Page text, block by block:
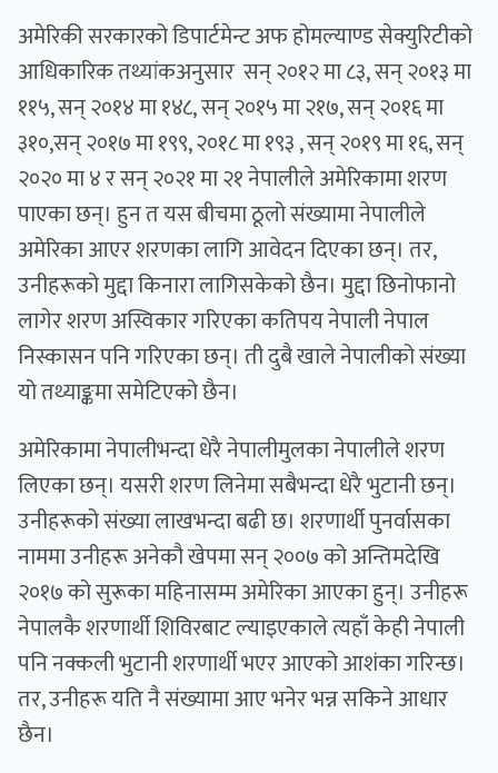
अमेरिकी सरकारको डिपार्टमेन्ट अफ होमल्याण्ड सेक्युरिटीको
आधिकारिक तथ्यांकअनुसार सन् २०१२ मा ८३, सन् २०१३ मा
११५, सन् २०१४ मा १४८, सन् २०१५ मा २१७, सन् २०१६ मा
३१०,सन् २०१७ मा १९९, २०१८ मा १९३ , सन् २०१९ मा १६, सन्
२०२० मा ४ र सन् २०२१ मा २१ नेपालीले अमेरिकामा शरण
पाएका छन्। हुन त यस बीचमा ठूलो संख्यामा नेपालीले
अमेरिका आएर शरणका लागि आवेदन दिएका छन्। तर,
उनीहरूको मुद्दा किनारा लागिसकेको छैन। मुद्दा छिनोफानो
लागेर शरण अस्विकार गरिएका कतिपय नेपाली नेपाल
निस्कासन पनि गरिएका छन्। ती दुबै खाले नेपालीको संख्या
यो तथ्याङ्कमा समेटिएको छैन।
अमेरिकामा नेपालीभन्दा धेरै नेपालीमुलका नेपालीले शरण
लिएका छन्। यसरी शरण लिनेमा सबैभन्दा धेरै भुटानी छन्।
उनीहरूको संख्या लाखभन्दा बढी छ। शरणार्थी पुनर्वासका
नाममा उनीहरू अनेकौ खेपमा सन् २००७ को अन्तिमदेखि
२०१७ को सुरूका महिनासम्म अमेरिका आएका हुन्। उनीहरू
नेपालकै शरणार्थी शिविरबाट ल्याइएकाले त्यहाँ केही नेपाली
पनि नक्कली भुटानी शरणार्थी भएर आएको आशंका गरिन्छ।
तर, उनीहरू यति नै संख्यामा आए भनेर भन्न सकिने आधार
छैन।